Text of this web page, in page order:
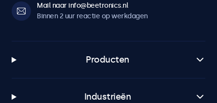
Mail naar info@beetronics.nl
Binnen 2 uur reactie op werkdagen
Producten
Industrieën